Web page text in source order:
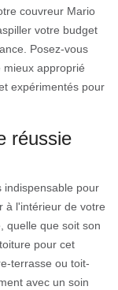
couvreur Mario
votre budget
Posez-vous
mieux approprié
expérimentés pour
réussie
indispensable pour
à l'intérieur de votre
quelle que soit son
pour cet
terrasse ou toit-
avec un soin